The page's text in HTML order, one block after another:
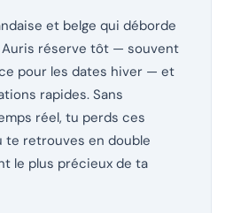
et belge qui déborde
Auris réserve tôt — souvent
pour les dates hiver — et
rapides. Sans
réel, tu perds ces
te retrouves en double
le plus précieux de ta